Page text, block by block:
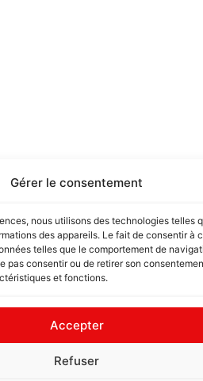
Gérer le consentement
nous utilisons des technologies telles
des appareils. Le fait de consentir à
telles que le comportement de
pas consentir ou de retirer son
et fonctions.
Accepter
Refuser